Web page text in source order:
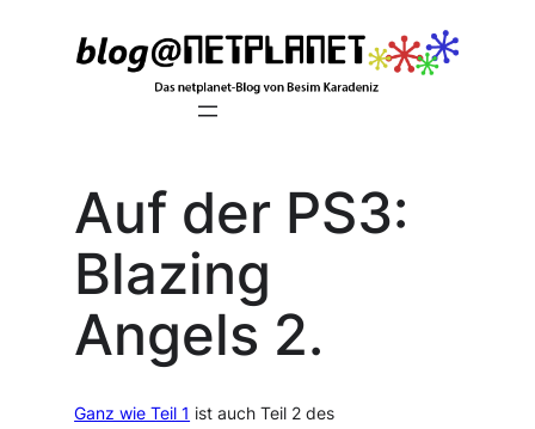
Auf der PS3:
Blazing
Angels 2.
Ganz wie Teil 1 ist auch Teil 2 des